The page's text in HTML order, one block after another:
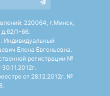
220064, г.Минск,
1-66.
Индивидуальный
Елена Евгеньевна.
регистрации №
от 28.12.2012г. №